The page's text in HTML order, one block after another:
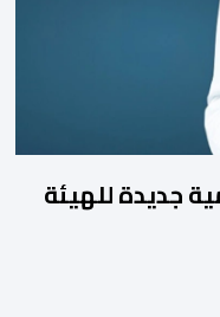
جديدة للهيئة